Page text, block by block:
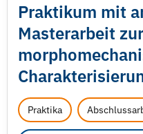
Praktikum mit
Masterarbeit zur
Praktika